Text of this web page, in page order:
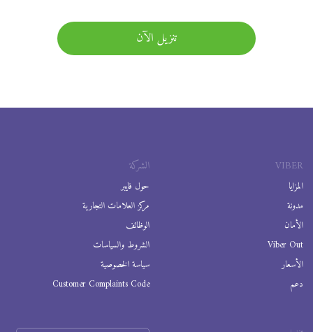
تنزيل الآن
VIBER
المزايا
مدونة
الأمان
Viber Out
الأسعار
دعم
الشركة
حول فايبر
مركز العلامات التجارية
الوظائف
الشروط والسياسات
سياسة الخصوصية
Customer Complaints Code